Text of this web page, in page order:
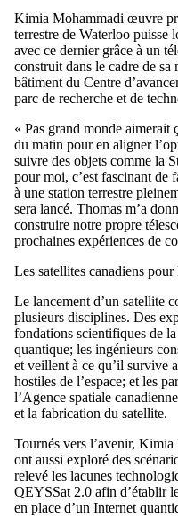
Kimia Mohammadi œuvre
terrestre de Waterloo puisse
avec ce dernier grâce à un
construit dans le cadre de sa
bâtiment du Centre
parc de recherche et de
« Pas grand monde aimerait
du matin pour en aligner
suivre des objets comme la
pour moi, c’estfascinant de
à une station terrestre
sera lancé. Thomas m’a
construire notre propre
prochaines expériences de
Les satellites canadiens
Le lancement d’un satellite
plusieurs disciplines. Des
fondations scientifiques de la
quantique; les ingénieurs
et veillent à ce qu’il survive
hostiles de l’espace; etles
l’Agence spatiale
et la fabrication du satellite.
Tournés vers l’avenir,
ont aussi exploré des
relevé les lacunes
QEYSSat 2.0 afin d’établir
en place d’un Internet